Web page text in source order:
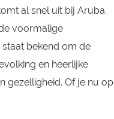
al snel uit bij Aruba.
voormalige
staat bekend om de
en heerlijke
gezelligheid. Of je nu op